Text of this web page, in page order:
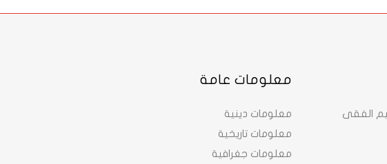
معلومات عامة
معلومات دينية
معلومات تاريخية
معلومات جغرافية
الفقى